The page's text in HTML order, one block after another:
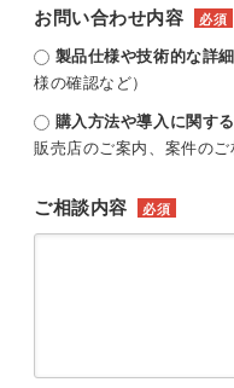
お問い合わせ内容 必須
製品仕様や技術的な詳
様の確認など）
購入方法や導入に関す
販売店のご案内、案件のご
ご相談内容 必須